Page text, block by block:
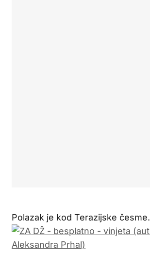
Polazak je kod Terazijske česme.